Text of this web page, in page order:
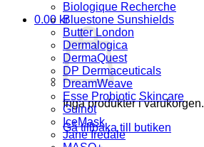
0.00 kr
Inga produkter i varukorgen.
Gå tillbaka till butiken
Biologique Recherche
Bluestone Sunshields
Butter London
Dermalogica
DermaQuest
DP Dermaceuticals
DreamWeave
Esse Probiotic Skincare
Guinot
IceMask
Jane Iredale